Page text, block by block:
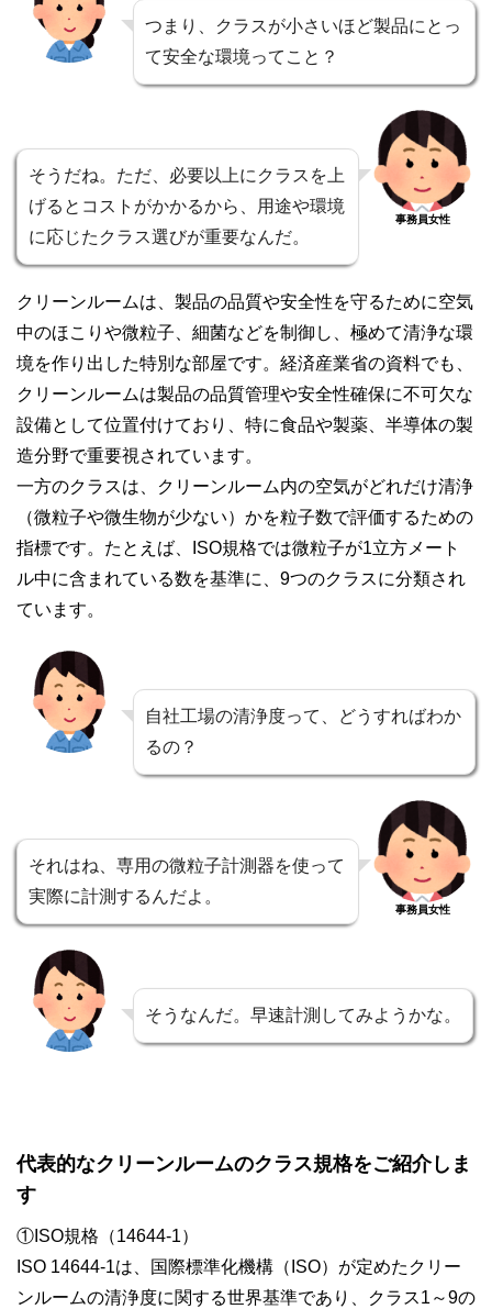
つまり、クラスが小さいほど製品にとっ
て安全な環境ってこと？
そうだね。ただ、必要以上にクラスを上
げるとコストがかかるから、用途や環境
に応じたクラス選びが重要なんだ。
事務員女性
クリーンルームは、製品の品質や安全性を守るために空気
中のほこりや微粒子、細菌などを制御し、極めて清浄な環
境を作り出した特別な部屋です。経済産業省の資料でも、
クリーンルームは製品の品質管理や安全性確保に不可欠な
設備として位置付けており、特に食品や製薬、半導体の製
造分野で重要視されています。
一方のクラスは、クリーンルーム内の空気がどれだけ清浄
（微粒子や微生物が少ない）かを粒子数で評価するための
指標です。たとえば、ISO規格では微粒子が1立方メート
ル中に含まれている数を基準に、9つのクラスに分類され
ています。
自社工場の清浄度って、どうすればわか
るの？
それはね、専用の微粒子計測器を使って
実際に計測するんだよ。
事務員女性
そうなんだ。早速計測してみようかな。
代表的なクリーンルームのクラス規格をご紹介しま
す
①ISO規格（14644-1）
ISO 14644-1は、国際標準化機構（ISO）が定めたクリー
ンルームの清浄度に関する世界基準であり、クラス1～9の